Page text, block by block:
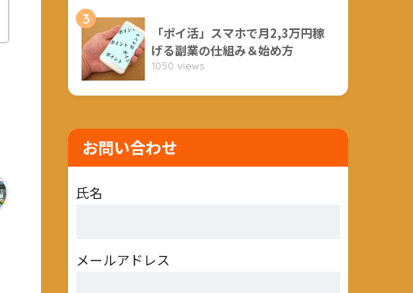
3
「ポイ活」スマホで月2,3万円稼
げる副業の仕組み＆始め方
1050 views
お問い合わせ
氏名
メールアドレス